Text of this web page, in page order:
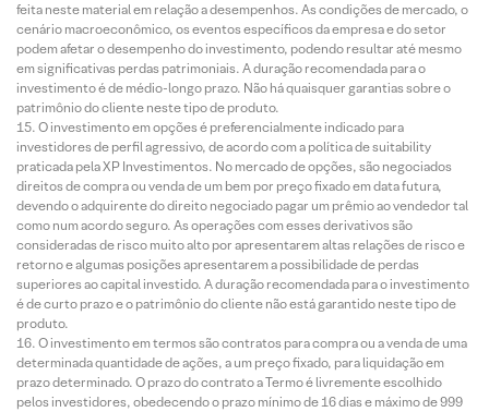
feita neste material em relação a desempenhos. As condições de mercado, o
cenário macroeconômico, os eventos específicos da empresa e do setor
podem afetar o desempenho do investimento, podendo resultar até mesmo
em significativas perdas patrimoniais. A duração recomendada para o
investimento é de médio-longo prazo. Não há quaisquer garantias sobre o
patrimônio do cliente neste tipo de produto.
O investimento em opções é preferencialmente indicado para
investidores de perfil agressivo, de acordo com a política de suitability
praticada pela XP Investimentos. No mercado de opções, são negociados
direitos de compra ou venda de um bem por preço fixado em data futura,
devendo o adquirente do direito negociado pagar um prêmio ao vendedor tal
como num acordo seguro. As operações com esses derivativos são
consideradas de risco muito alto por apresentarem altas relações de risco e
retorno e algumas posições apresentarem a possibilidade de perdas
superiores ao capital investido. A duração recomendada para o investimento
é de curto prazo e o patrimônio do cliente não está garantido neste tipo de
produto.
O investimento em termos são contratos para compra ou a venda de uma
determinada quantidade de ações, a um preço fixado, para liquidação em
prazo determinado. O prazo do contrato a Termo é livremente escolhido
pelos investidores, obedecendo o prazo mínimo de 16 dias e máximo de 999